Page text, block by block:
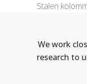
Stalen
We work
research to